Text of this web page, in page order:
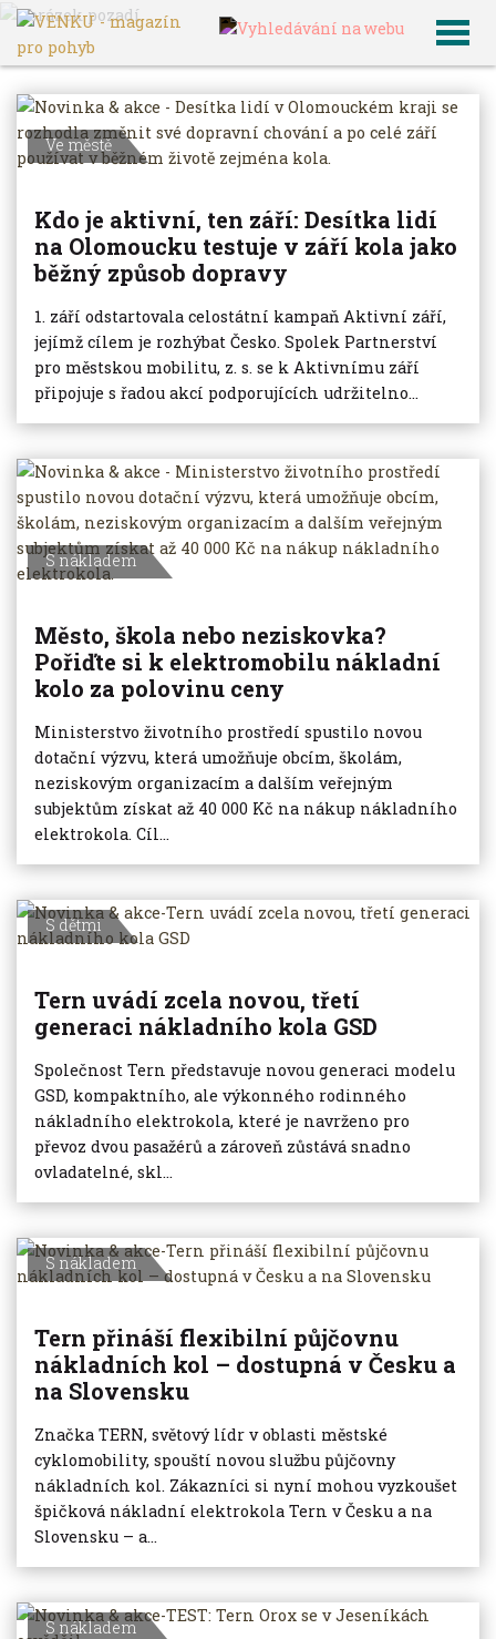
VENKU Archiv článků
Ve městě
Kdo je aktivní, ten září: Desítka lidí
na Olomoucku testuje v září kola jako
běžný způsob dopravy
1. září odstartovala celostátní kampaň Aktivní září,
jejímž cílem je rozhýbat Česko. Spolek Partnerství
pro městskou mobilitu, z. s. se k Aktivnímu září
připojuje s řadou akcí podporujících udržitelno...
S nákladem
Město, škola nebo neziskovka?
Pořiďte si k elektromobilu nákladní
kolo za polovinu ceny
Ministerstvo životního prostředí spustilo novou
dotační výzvu, která umožňuje obcím, školám,
neziskovým organizacím a dalším veřejným
subjektům získat až 40 000 Kč na nákup nákladního
elektrokola. Cíl...
S dětmi
Tern uvádí zcela novou, třetí
generaci nákladního kola GSD
Společnost Tern představuje novou generaci modelu
GSD, kompaktního, ale výkonného rodinného
nákladního elektrokola, které je navrženo pro
převoz dvou pasažérů a zároveň zůstává snadno
ovladatelné, skl...
S nákladem
Tern přináší flexibilní půjčovnu
nákladních kol – dostupná v Česku a
na Slovensku
Značka TERN, světový lídr v oblasti městské
cyklomobility, spouští novou službu půjčovny
nákladních kol. Zákazníci si nyní mohou vyzkoušet
špičková nákladní elektrokola Tern v Česku a na
Slovensku – a...
S nákladem